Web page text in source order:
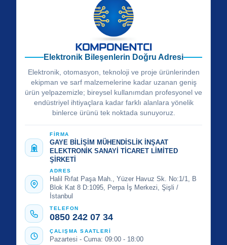
Elektronik Bileşenlerin Doğru Adresi
Elektronik, otomasyon, teknoloji ve proje ürünlerinden
ekipman ve sarf malzemelerine kadar uzanan geniş
ürün yelpazemizle; bireysel kullanımdan profesyonel ve
endüstriyel ihtiyaçlara kadar farklı alanlara yönelik
binlerce ürünü tek noktada sunuyoruz.
FİRMA
GAYE BİLİŞİM MÜHENDİSLİK İNŞAAT
ELEKTRONİK SANAYİ TİCARET LİMİTED
ŞİRKETİ
ADRES
Halil Rıfat Paşa Mah., Yüzer Havuz Sk. No:1/1, B
Blok Kat 8 D:1095, Perpa İş Merkezi, Şişli /
İstanbul
TELEFON
0850 242 07 34
ÇALIŞMA SAATLERİ
Pazartesi - Cuma: 09:00 - 18:00